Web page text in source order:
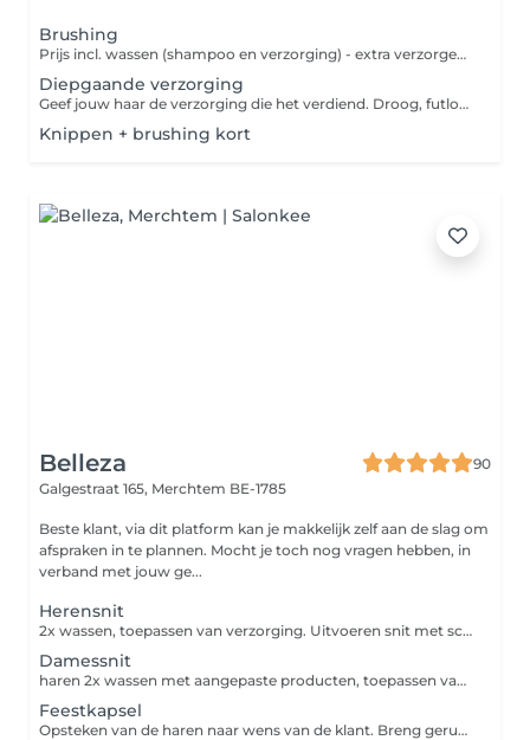
Brushing
Prijs incl. wassen (shampoo en verzorging) - extra verzorgend masker: 5 euro, diepgaande verzorging: 15 euro (apart bijboeken). Wens je je brushing af te werken met de krultang, dan komt er een supplement van 5 euro bij. Vraag gerust advies in het salon om de juiste producten thuis verder te gebruiken. Liefs Kimberly
Diepgaande verzorging
Geef jouw haar de verzorging die het verdiend. Droog, futloos haar maar ook gezond haar kan een extra boost gebruiken tegen externe factoren. Het weer, gebruik van borstels of het meermaals kleuren van de haartjes. Vraag gerust advies in het salon om de juiste producten thuis verder te gebruiken. Liefs Kimberly
Knippen + brushing kort
Belleza
90
Galgestraat 165, Merchtem BE-1785
Beste klant, via dit platform kan je makkelijk zelf aan de slag om
afspraken in te plannen. Mocht je toch nog vragen hebben, in
verband met jouw ge...
Herensnit
2x wassen, toepassen van verzorging. Uitvoeren snit met schaar en/of tondeuse, afwerken met uitscheren van de nek. Wenkbrauwen en oorharen bijwerken.
Damessnit
haren 2x wassen met aangepaste producten, toepassen van conditioner. Haren in model knippen en brushen.
Feestkapsel
Opsteken van de haren naar wens van de klant. Breng gerust een foto mee!